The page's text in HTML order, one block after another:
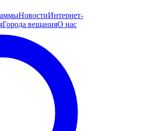
НовостиИнтернет-
Города вещанияО нас